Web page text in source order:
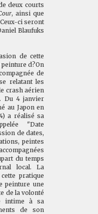
deux courts
, ainsi que
Ceux-ci seront
Blaufuks
de cette
d?On
de
relatant les
crash aérien
Du 4 janvier
au Japon en
a réalisé sa
"Date
de dates,
peintes
du temps
local. La
pratique
peinture une
de la volonté
intime à sa
de son